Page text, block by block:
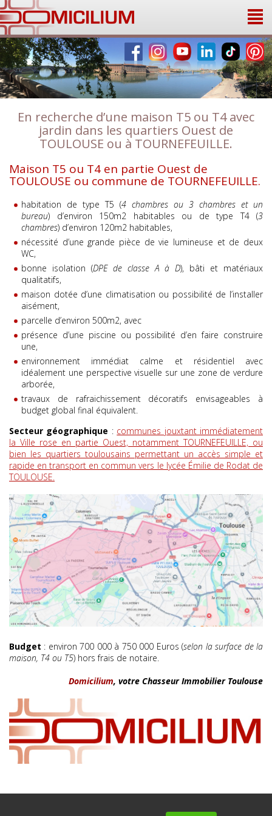
En recherche d’une maison T5 ou T4 avec
jardin dans les quartiers Ouest de
TOULOUSE ou à TOURNEFEUILLE.
Maison T5 ou T4 en partie Ouest de
TOULOUSE ou commune de TOURNEFEUILLE.
habitation de type T5 (4 chambres ou 3 chambres et un
bureau) d’environ 150m2 habitables ou de type T4 (3
chambres) d’environ 120m2 habitables,
nécessité d’une grande pièce de vie lumineuse et de deux
WC,
bonne isolation (DPE de classe A à D), bâti et matériaux
qualitatifs,
maison dotée d’une climatisation ou possibilité de l’installer
aisément,
parcelle d’environ 500m2, avec
présence d’une piscine ou possibilité d’en faire construire
une,
environnement immédiat calme et résidentiel avec
idéalement une perspective visuelle sur une zone de verdure
arborée,
travaux de rafraichissement décoratifs envisageables à
budget global final équivalent.
Secteur géographique : communes jouxtant immédiatement
la Ville rose en partie Ouest, notamment TOURNEFEUILLE, ou
bien les quartiers toulousains permettant un accès simple et
rapide en transport en commun vers le lycée Émilie de Rodat de
TOULOUSE.
Budget : environ 700 000 à 750 000 Euros (selon la surface de la
maison, T4 ou T5) hors frais de notaire.
Domicilium, votre Chasseur Immobilier Toulouse
Panneau de gestion des cookies